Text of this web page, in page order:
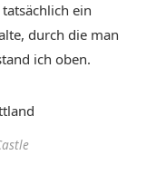
ein
durch die man
ich oben.